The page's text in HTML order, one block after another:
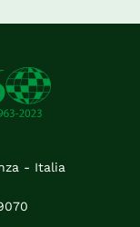
- Italia